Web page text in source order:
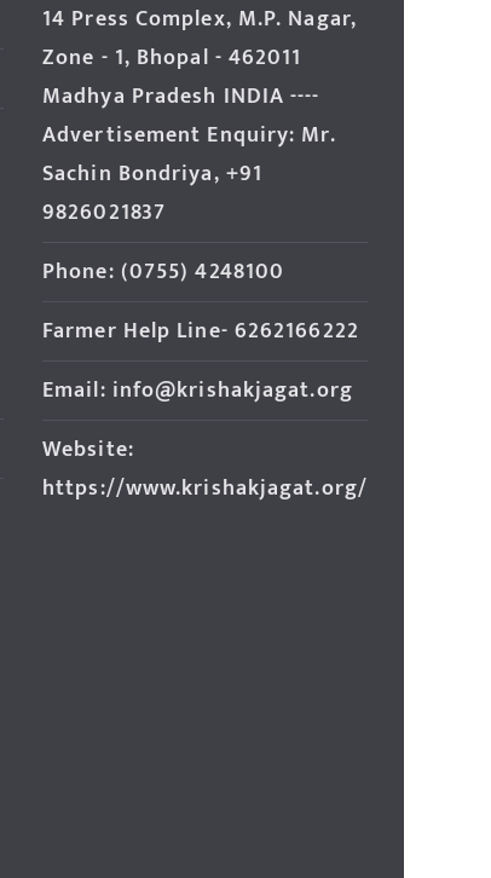
14 Press Complex, M.P. Nagar,
Zone - 1, Bhopal - 462011
Madhya Pradesh INDIA ----
Advertisement Enquiry: Mr.
Sachin Bondriya, +91
9826021837
Phone: (0755) 4248100
Farmer Help Line- 6262166222
Email: info@krishakjagat.org
Website:
https://www.krishakjagat.org/